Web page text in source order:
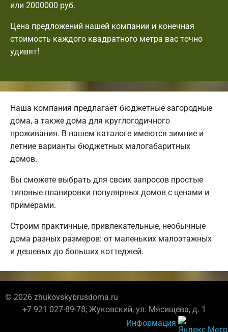
или 2000000 руб.
Цена предложений нашей компании и конечная
стоимость каждого квадратного метра вас точно
удивят!
Наша компания предлагает бюджетные загородные
дома, а также дома для круглогодичного
проживания. В нашем каталоге имеются зимние и
летние варианты бюджетных малогабаритных
домов.
Вы сможете выбрать для своих запросов простые
типовые планировки популярных домов с ценами и
примерами.
Строим практичные, привлекательные, необычные
дома разных размеров: от маленьких малоэтажных
и дешевых до больших коттеджей.
© 2026 zhukovskybrusdoma.ru
+7 921 027-89-78; Жуковский, ул. Мясищева, д. 1
Информация